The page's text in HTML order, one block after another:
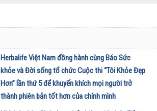
Herbalife Việt Nam đồng hành cùng Báo Sức
khỏe và Đời sống tổ chức Cuộc thi “Tôi Khỏe Đẹp
Hơn” lần thứ 5 để khuyến khích mọi người trở
thành phiên bản tốt hơn của chính mình
01/08/2026